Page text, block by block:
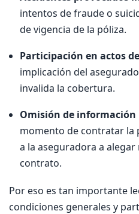
intentos de fraude o
de vigencia de la póliza.
Participación en actos
implicación del
invalida la cobertura.
Omisión de
momento de contratar la
a la aseguradora a
contrato.
Por eso es tan importante
condiciones generales y